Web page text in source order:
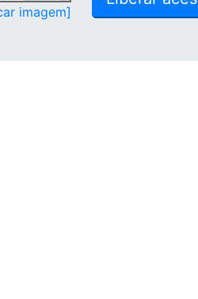
imagem]